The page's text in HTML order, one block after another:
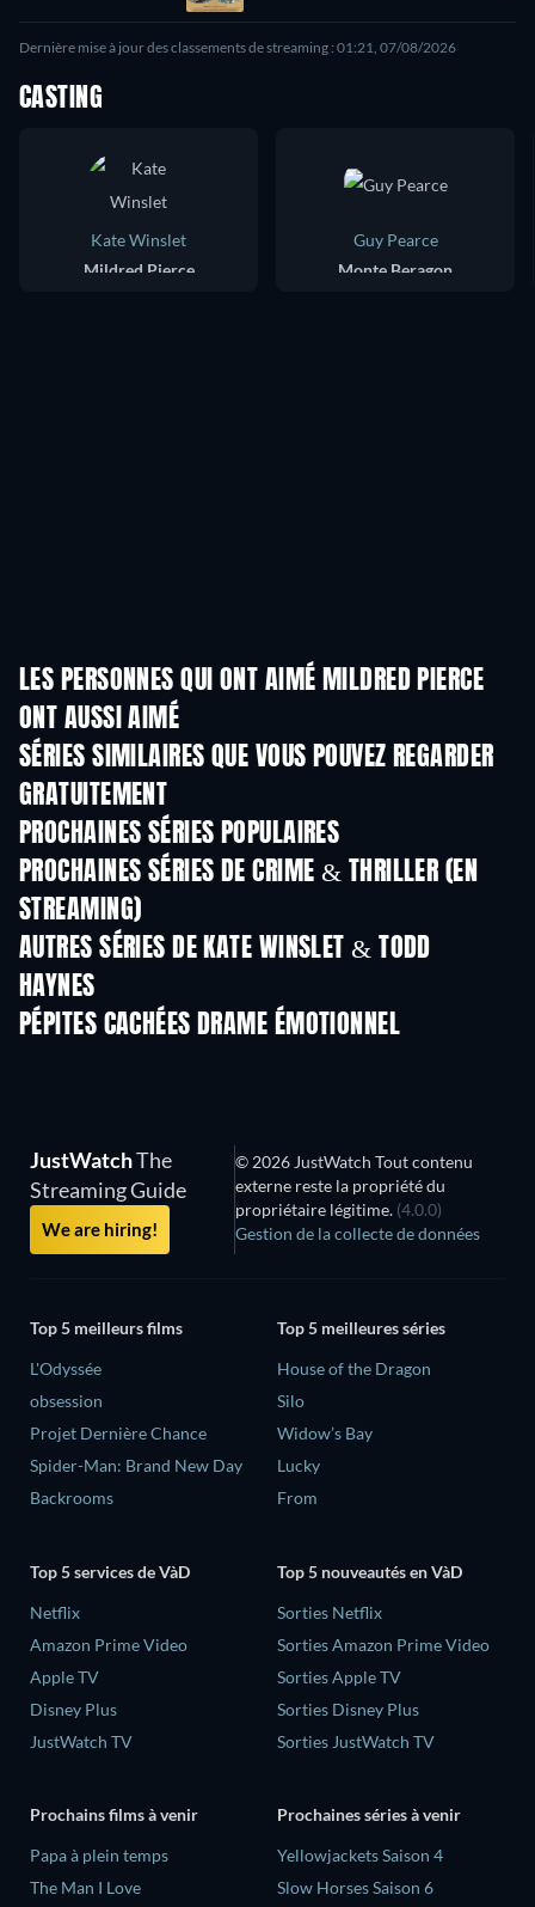
Dernière mise à jour des classements de streaming : 01:21, 07/08/2026
CASTING
Kate Winslet
Mildred Pierce
Guy Pearce
Monte Beragon
LES PERSONNES QUI ONT AIMÉ MILDRED PIERCE
ONT AUSSI AIMÉ
Série
SÉRIES SIMILAIRES QUE VOUS POUVEZ REGARDER
GRATUITEMENTSérie
PROCHAINES SÉRIES POPULAIRES
Série Série
PROCHAINES SÉRIES DE CRIME & THRILLER (EN
STREAMING)Saison 6
AUTRES SÉRIES DE KATE WINSLET & TODD
HAYNES
PÉPITES CACHÉES DRAME ÉMOTIONNEL
JustWatchThe
Streaming Guide
We are hiring!
© 2026 JustWatch Tout contenu
externe reste la propriété du
propriétaire légitime. (4.0.0)
Gestion de la collecte de données
Top 5 meilleurs films
L'Odyssée
obsession
Projet Dernière Chance
Spider-Man: Brand New Day
Backrooms
Top 5 meilleures séries
House of the Dragon
Silo
Widow’s Bay
Lucky
From
Top 5 services de VàD
Netflix
Amazon Prime Video
Apple TV
Disney Plus
JustWatch TV
Top 5 nouveautés en VàD
Sorties Netflix
Sorties Amazon Prime Video
Sorties Apple TV
Sorties Disney Plus
Sorties JustWatch TV
Prochains films à venir
‎Papa à plein temps
The Man I Love
Prochaines séries à venir
Yellowjackets Saison 4
Slow Horses Saison 6